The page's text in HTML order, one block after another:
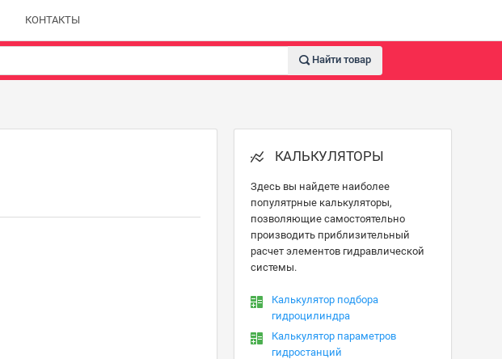
КОНТАКТЫ
Найти товар
КАЛЬКУЛЯТОРЫ
Здесь вы найдете наиболее
популятрные калькуляторы,
позволяющие самостоятельно
производить приблизительный
расчет элементов гидравлической
системы.
Калькулятор подбора
гидроцилиндра
Калькулятор параметров
гидростанций